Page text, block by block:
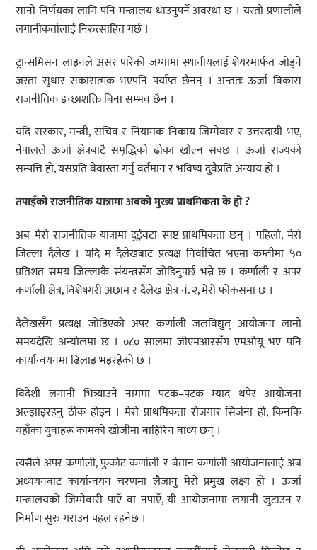
सानो निर्णयका लागि पनि मन्त्रालय धाउनुपर्ने अवस्था छ । यस्तो प्रणालीले
लगानीकर्तालाई निरुत्साहित गर्छ ।
ट्रान्समिसन लाइनले असर पारेको जग्गामा स्थानीयलाई शेयरमार्फत जोड्ने
जस्ता सुधार सकारात्मक भएपनि पर्याप्त छैनन् । अन्ततः ऊर्जा विकास
राजनीतिक इच्छाशक्ति बिना सम्भव छैन ।
यदि सरकार, मन्त्री, सचिव र नियामक निकाय जिम्मेवार र उत्तरदायी भए,
नेपालले ऊर्जा क्षेत्रबाटै समृद्धिको ढोका खोल्न सक्छ । ऊर्जा राज्यको
सम्पत्ति हो, यसप्रति बेवास्ता गर्नु वर्तमान र भविष्य दुवैप्रति अन्याय हो ।
तपाइँको राजनीतिक यात्रामा अबको मुख्य प्राथमिकता के हो ?
अब मेरो राजनीतिक यात्रामा दुईवटा स्पष्ट प्राथमिकता छन् । पहिलो, मेरो
जिल्ला दैलेख । यदि म दैलेखबाट प्रत्यक्ष निर्वाचित भएमा कम्तीमा ५०
प्रतिशत समय जिल्लाकै संयन्त्रसँग जोडिनुपर्छ भन्ने छ । कर्णाली र अपर
कर्णाली क्षेत्र, विशेषगरी अछाम र दैलेख क्षेत्र नं. २, मेरो फोकसमा छ ।
दैलेखसँग प्रत्यक्ष जोडिएको अपर कर्णाली जलविद्युत् आयोजना लामो
समयदेखि अन्योलमा छ । ०८० सालमा जीएमआरसँग एमओयू भए पनि
कार्यान्वयनमा ढिलाइ भइरहेको छ ।
विदेशी लगानी भित्र्याउने नाममा पटक–पटक म्याद थपेर आयोजना
अल्झाइरहनु ठीक होइन । मेरो प्राथमिकता रोजगार सिर्जना हो, किनकि
यहाँका युवाहरू कामको खोजीमा बाहिरिन बाध्य छन् ।
त्यसैले अपर कर्णाली, फुकोट कर्णाली र बेतान कर्णाली आयोजनालाई अब
अध्ययनबाट कार्यान्वयन चरणमा लैजानु मेरो प्रमुख लक्ष्य हो । ऊर्जा
मन्त्रालयको जिम्मेवारी पाएँ वा नपाएँ, यी आयोजनामा लगानी जुटाउन र
निर्माण सुरु गराउन पहल रहनेछ ।